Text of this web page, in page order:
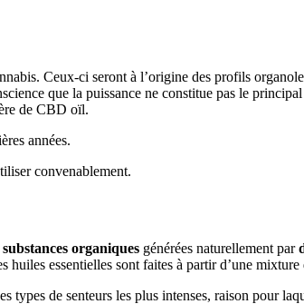
Ceux-ci seront à l’origine des profils
que la puissance ne constitue pas le
de CBD oïl.
années.
convenablement.
substances organiques générées naturellement par
essentielles sont faites à partir d’une mixture
types de senteurs les plus intenses, raison pour